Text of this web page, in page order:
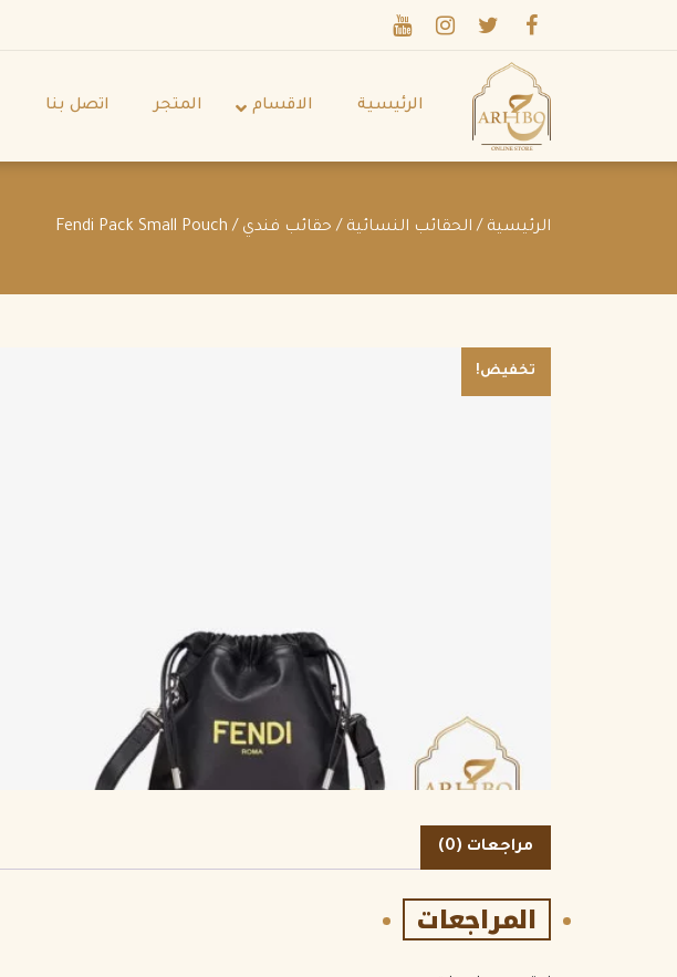
الرئيسية الاقسام المتجر اتصل بنا
الرئيسية / الحقائب النسائية / حقائب فندي / Fendi Pack Small Pouch
تخفيض!
مراجعات (0)
المراجعات